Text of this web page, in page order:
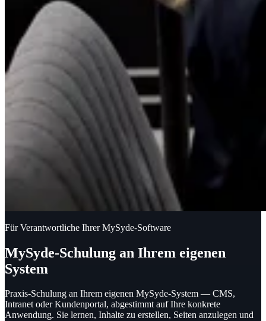
Für Verantwortliche Ihrer MySyde-Software
MySyde-Schulung an Ihrem eigenen
System
Praxis-Schulung an Ihrem eigenen MySyde-System — CMS,
Intranet oder Kundenportal, abgestimmt auf Ihre konkrete
Anwendung. Sie lernen, Inhalte zu erstellen, Seiten anzulegen und